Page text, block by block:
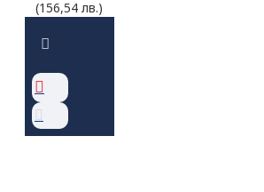
(156,54 лв.)